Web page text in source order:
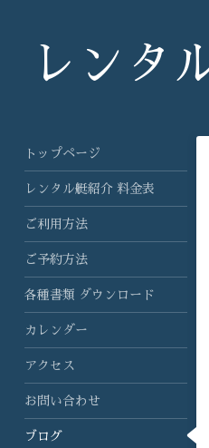
レンタ
トップページ
レンタル艇紹介 料金表
ご利用方法
ご予約方法
各種書類 ダウンロード
カレンダー
アクセス
お問い合わせ
ブログ